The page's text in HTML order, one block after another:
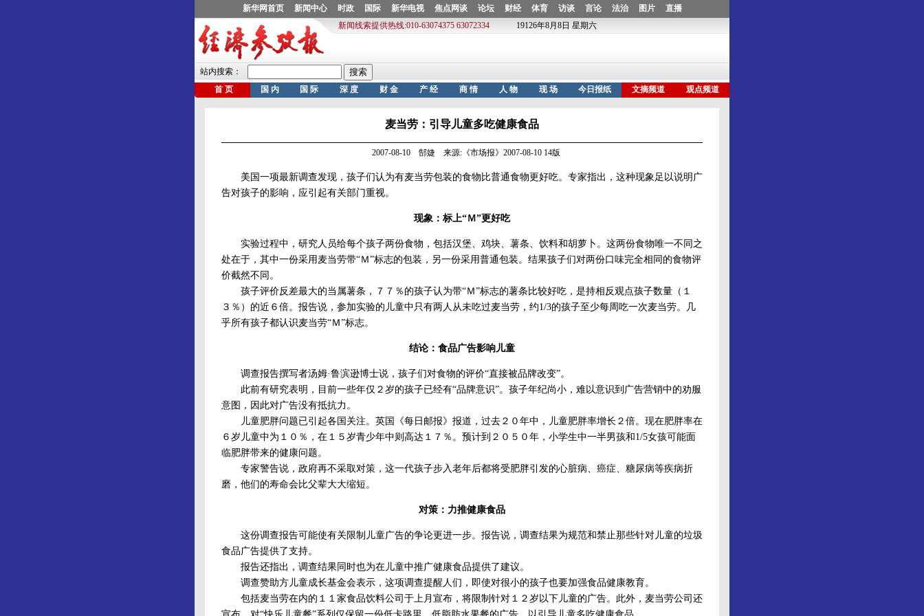
麦当劳：引导儿童多吃健康食品
2007-08-10 郜婕 来源:《市场报》2007-08-10 14版
美国一项最新调查发现，孩子们认为有麦当劳包装的食物比普通食物更好吃。专家指出，这种现象足以说明广
告对孩子的影响，应引起有关部门重视。
现象：标上“Ｍ”更好吃
实验过程中，研究人员给每个孩子两份食物，包括汉堡、鸡块、薯条、饮料和胡萝卜。这两份食物唯一不同之
处在于，其中一份采用麦当劳带“Ｍ”标志的包装，另一份采用普通包装。结果孩子们对两份口味完全相同的食物评
价截然不同。
孩子评价反差最大的当属薯条，７７％的孩子认为带“Ｍ”标志的薯条比较好吃，是持相反观点孩子数量（１
３％）的近６倍。报告说，参加实验的儿童中只有两人从未吃过麦当劳，约1/3的孩子至少每周吃一次麦当劳。几
乎所有孩子都认识麦当劳“Ｍ”标志。
结论：食品广告影响儿童
调查报告撰写者汤姆·鲁滨逊博士说，孩子们对食物的评价“直接被品牌改变”。
此前有研究表明，目前一些年仅２岁的孩子已经有“品牌意识”。孩子年纪尚小，难以意识到广告营销中的劝服
意图，因此对广告没有抵抗力。
儿童肥胖问题已引起各国关注。英国《每日邮报》报道，过去２０年中，儿童肥胖率增长２倍。现在肥胖率在
６岁儿童中为１０％，在１５岁青少年中则高达１７％。预计到２０５０年，小学生中一半男孩和1/5女孩可能面
临肥胖带来的健康问题。
专家警告说，政府再不采取对策，这一代孩子步入老年后都将受肥胖引发的心脏病、癌症、糖尿病等疾病折
磨，他们的寿命会比父辈大大缩短。
对策：力推健康食品
这份调查报告可能使有关限制儿童广告的争论更进一步。报告说，调查结果为规范和禁止那些针对儿童的垃圾
食品广告提供了支持。
报告还指出，调查结果同时也为在儿童中推广健康食品提供了建议。
调查赞助方儿童成长基金会表示，这项调查提醒人们，即使对很小的孩子也要加强食品健康教育。
包括麦当劳在内的１１家食品饮料公司于上月宣布，将限制针对１２岁以下儿童的广告。此外，麦当劳公司还